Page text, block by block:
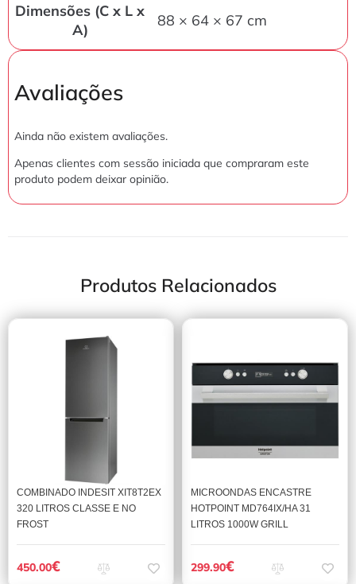
Dimensões (C x L x
A)
88 × 64 × 67 cm
Avaliações
Ainda não existem avaliações.
Apenas clientes com sessão iniciada que compraram este
produto podem deixar opinião.
Produtos Relacionados
COMBINADO INDESIT XIT8T2EX
320 LITROS CLASSE E NO
FROST
450.00€
MICROONDAS ENCASTRE
HOTPOINT MD764IX/HA 31
LITROS 1000W GRILL
299.90€